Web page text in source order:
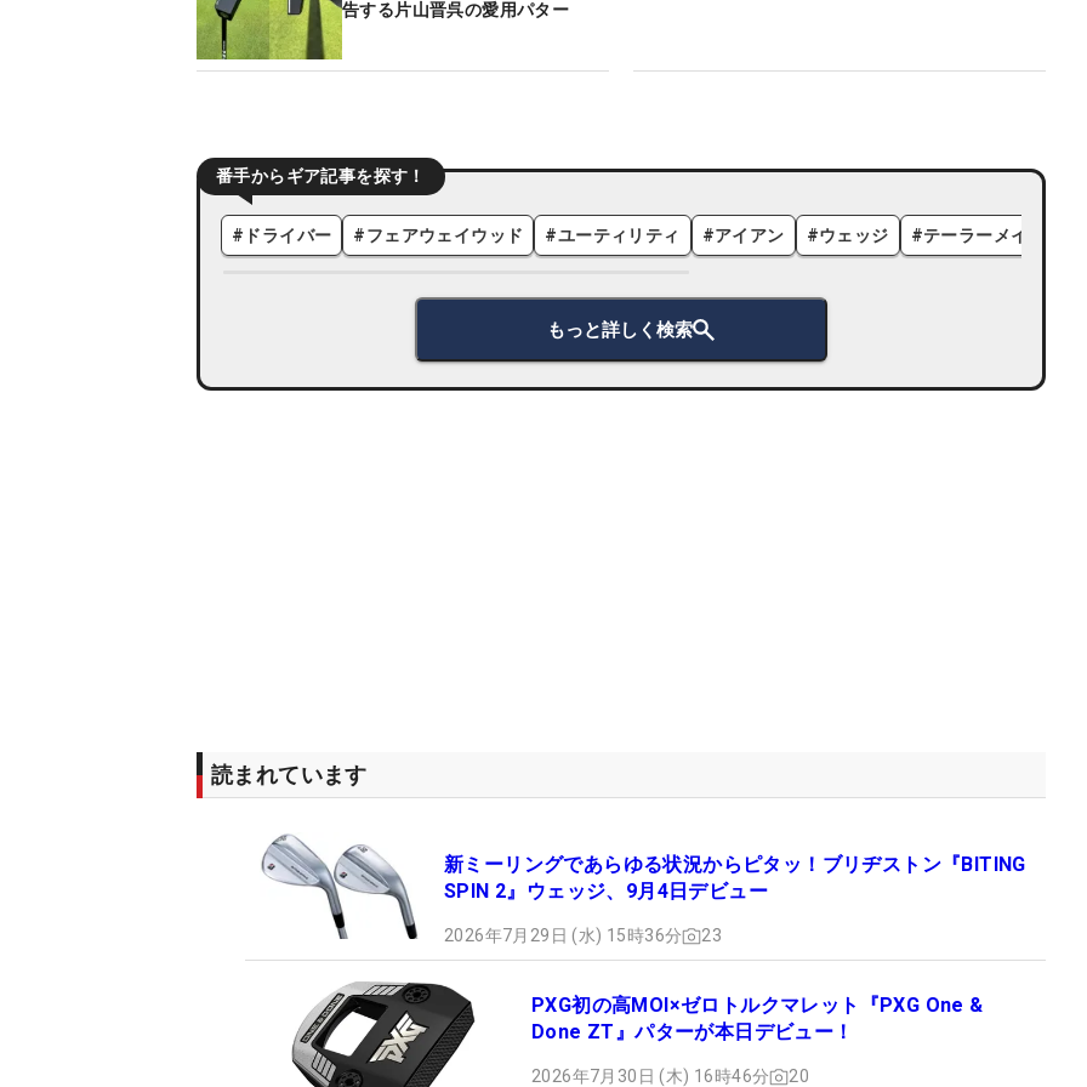
告する片山晋呉の愛用パター
番手からギア記事を探す！
# ドライバー #フェアウェイウッド #ユーティリティ #アイアン #ウェッジ #テーラーメイド
もっと詳しく検索
読まれています
新ミーリングであらゆる状況からピタッ！ブリヂストン『BITING
SPIN 2』ウェッジ、9月4日デビュー
2026年7月29日 (水) 15時36分 23
PXG初の高MOI×ゼロトルクマレット『PXG One &
Done ZT』パターが本日デビュー！
2026年7月30日 (木) 16時46分 20